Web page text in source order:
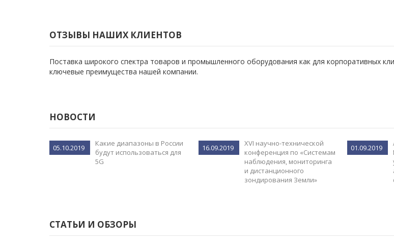
ОТЗЫВЫ НАШИХ КЛИЕНТОВ
Поставка широкого спектра товаров и промышленного оборудования как для корпоративных
ключевые преимущества нашей компании.
НОВОСТИ
05.10.2019
Какие диапазоны в России
будут использоваться для
5G
16.09.2019
XVI научно-технической
конференция по «Системам
наблюдения, мониторинга
и дистанционного
зондирования Земли»
01.09.2019
СТАТЬИ И ОБЗОРЫ